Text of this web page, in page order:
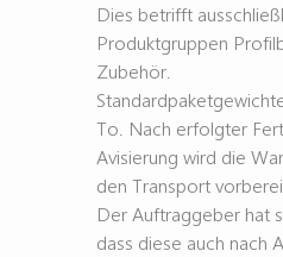
Dies betrifft
Produktgruppen
Zubehör.
To. Nach erfolgter
Avisierung wird die
den Transport
Der Auftraggeber hat
dass diese auch nach